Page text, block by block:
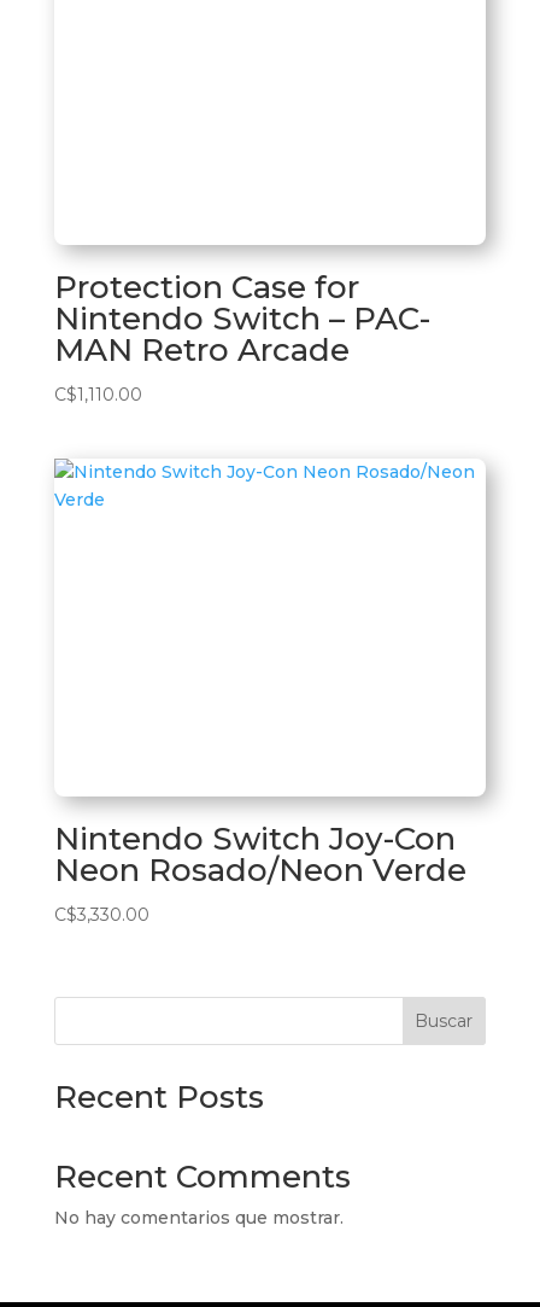
Protection Case for
Nintendo Switch – PAC-
MAN Retro Arcade
C$1,110.00
Nintendo Switch Joy-Con
Neon Rosado/Neon Verde
C$3,330.00
Buscar
Recent Posts
Recent Comments
No hay comentarios que mostrar.